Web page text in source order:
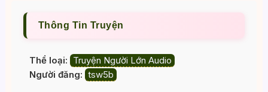
Thông Tin Truyện
Thể loại: Truyện Người Lớn Audio
Người đăng: tsw5b